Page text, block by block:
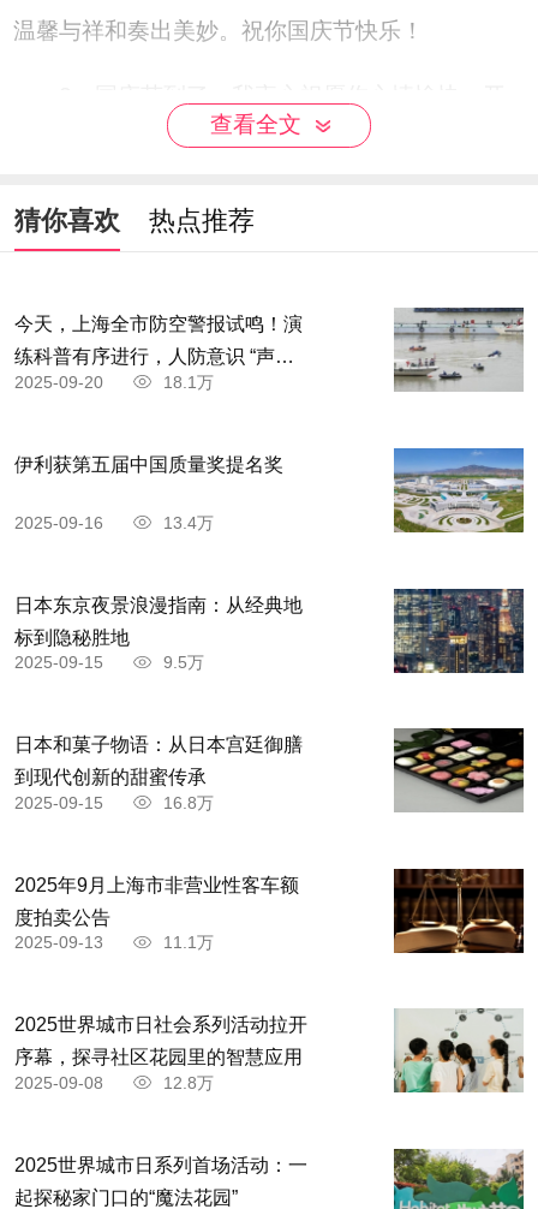
温馨与祥和奏出美妙。祝你国庆节快乐！
心的时刻永远都在！
3、一年一度国庆节到了，我的短信乘着温馨
清风，踏着幸福云彩，祝福亲爱的朋友，国庆节快
4、国庆节到了，祝你身体棒棒，心情好好，
百事顺顺，好运滚滚！
5、我将满满的祝福寄与远方的您，祝您国庆
管相距有多远，祝阖家平安、快乐！
7、一声亲切的问候，代表着关怀和思念，包
8、普天同庆迎国庆，悠闲惬意过长假，一声
9、国庆佳节到了，祝你事业红红火火，家庭
和和美美，开开心心！
意，家庭和谐称心如意！
查看全文
猜你喜欢 热点推荐
今天，上海全市防空警报试鸣！演
练科普有序进行，人防意识 “声入
人心”
2025-09-20 18.1万
伊利获第五届中国质量奖提名奖
2025-09-16 13.4万
日本东京夜景浪漫指南：从经典地
标到隐秘胜地
2025-09-15 9.5万
日本和菓子物语：从日本宫廷御膳
到现代创新的甜蜜传承
2025-09-15 16.8万
2025年9月上海市非营业性客车额
度拍卖公告
2025-09-13 11.1万
2025世界城市日社会系列活动拉开
序幕，探寻社区花园里的智慧应用
2025-09-08 12.8万
2025世界城市日系列首场活动：一
起探秘家门口的“魔法花园”